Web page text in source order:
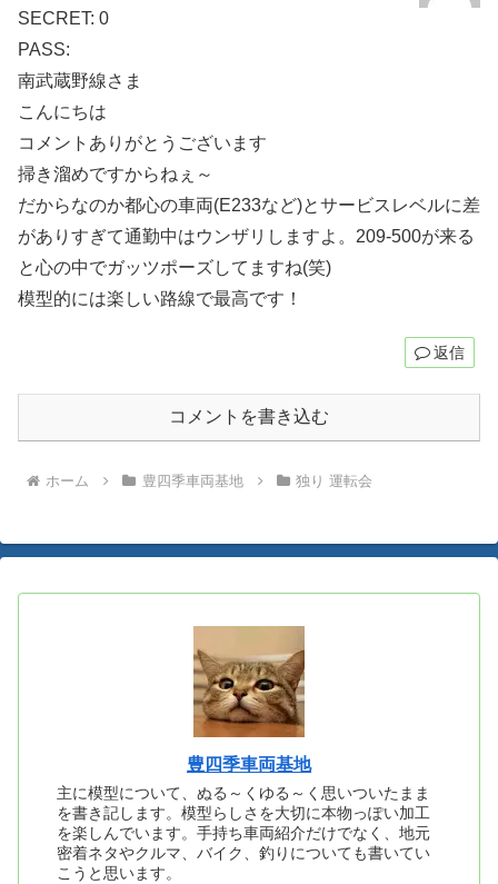
SECRET: 0
PASS:
南武蔵野線さま
こんにちは
コメントありがとうございます
掃き溜めですからねぇ～
だからなのか都心の車両(E233など)とサービスレベルに差
がありすぎて通勤中はウンザリしますよ。209-500が来る
と心の中でガッツポーズしてますね(笑)
模型的には楽しい路線で最高です！
返信
コメントを書き込む
ホーム 豊四季車両基地 独り 運転会
豊四季車両基地
主に模型について、ぬる～くゆる～く思いついたまま
を書き記します。模型らしさを大切に本物っぽい加工
を楽しんでいます。手持ち車両紹介だけでなく、地元
密着ネタやクルマ、バイク、釣りについても書いてい
こうと思います。